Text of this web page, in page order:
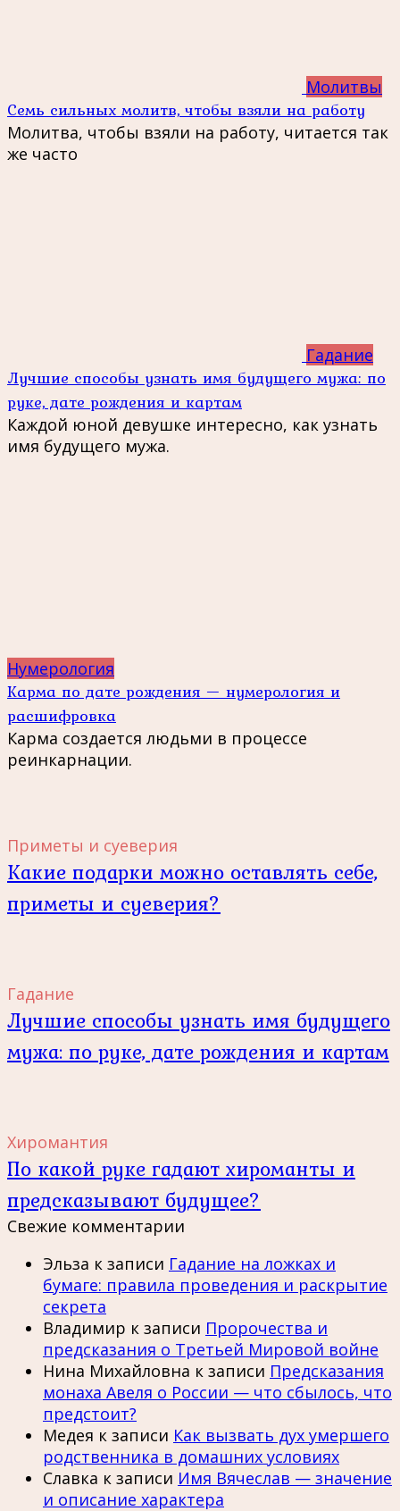
Молитвы
Семь сильных молитв, чтобы взяли на работу
Молитва, чтобы взяли на работу, читается так
же часто
Гадание
Лучшие способы узнать имя будущего мужа: по
руке, дате рождения и картам
Каждой юной девушке интересно, как узнать
имя будущего мужа.
Нумерология
Карма по дате рождения — нумерология и
расшифровка
Карма создается людьми в процессе
реинкарнации.
Приметы и суеверия
Какие подарки можно оставлять себе,
приметы и суеверия?
Гадание
Лучшие способы узнать имя будущего
мужа: по руке, дате рождения и картам
Хиромантия
По какой руке гадают хироманты и
предсказывают будущее?
Свежие комментарии
Эльза к записи Гадание на ложках и
бумаге: правила проведения и раскрытие
секрета
Владимир к записи Пророчества и
предсказания о Третьей Мировой войне
Нина Михайловна к записи Предсказания
монаха Авеля о России — что сбылось, что
предстоит?
Медея к записи Как вызвать дух умершего
родственника в домашних условиях
Славка к записи Имя Вячеслав — значение
и описание характера